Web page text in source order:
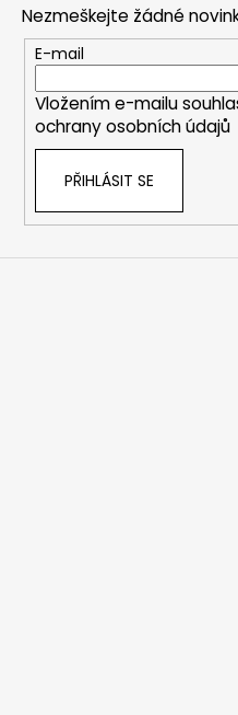
Nezmeškejte žádné
E-mail
Vložením e-mailu
ochrany osobních údajů
PŘIHLÁSIT SE